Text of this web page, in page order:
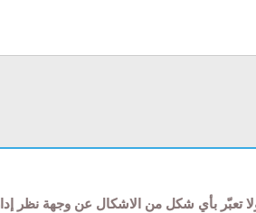
تعبّر بأي شكل من الاشكال عن وجهة نظر